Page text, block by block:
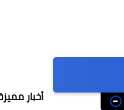
أخبار